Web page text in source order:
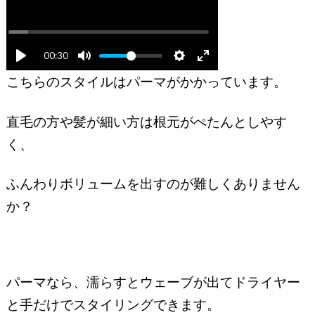
00:30
こちらのスタイルはパーマがかかっています。
直毛の方や髪が細い方は根元がぺたんとしやす
く、
ふんわりボリュームを出すのが難しくありません
か？
パーマなら、濡らすとウェーブが出てドライヤー
と手だけでスタイリングできます。